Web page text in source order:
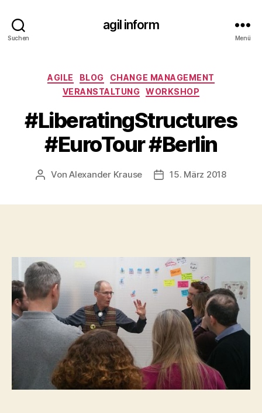
Suchen
agil inform
Menü
Kategorien
AGILE BLOG
CHANGE MANAGEMENT
VERANSTALTUNG
WORKSHOP
#LiberatingStructures
#EuroTour #Berlin
Beitragsautor
VonAlexander Krause Veröffentlichungsdatum
15. März 2018